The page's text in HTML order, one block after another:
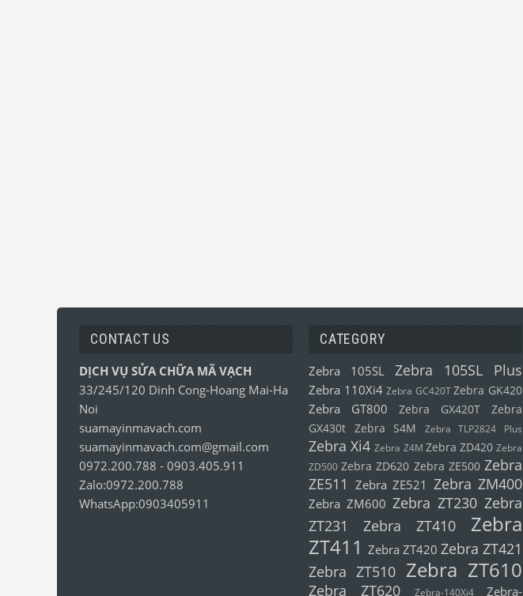
CONTACT US
DỊCH VỤ SỬA CHỮA MÃ VẠCH
33/245/120 Dinh Cong-Hoang Mai-Ha
Noi
suamayinmavach.com
suamayinmavach.com@gmail.com
0972.200.788 - 0903.405.911
Zalo:0972.200.788
WhatsApp:0903405911
CATEGORY
Zebra 105SL Zebra 105SL Plus
Zebra 110Xi4 Zebra GC420T Zebra GK420
Zebra GT800 Zebra GX420T
Zebra
GX430t
Zebra S4M Zebra TLP2824 Plus
Zebra Xi4 Zebra Z4M Zebra ZD420 Zebra
ZD500 Zebra ZD620 Zebra ZE500 Zebra
ZE511 Zebra ZE521 Zebra ZM400
Zebra ZM600 Zebra ZT230 Zebra
ZT231
Zebra ZT410
Zebra
ZT411 Zebra ZT420 Zebra ZT421
Zebra ZT510 Zebra ZT610
Zebra ZT620 Zebra-140Xi4 Zebra-